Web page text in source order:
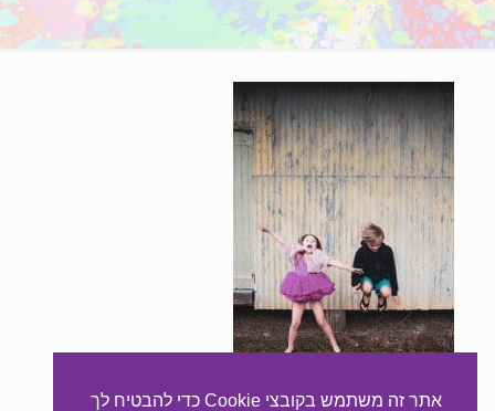
אתר זה משתמש בקובצי Cookie כדי להבטיח לך